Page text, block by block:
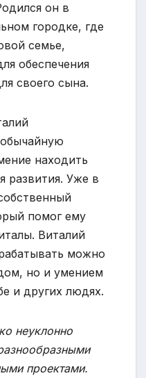
он в
городке, где
семье,
обеспечения
своего сына.
находить
развития. Уже в
помог ему
Виталий
можно
но и умением
и других людях.
неуклонно
проектами.